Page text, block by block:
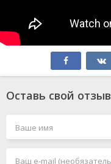
Оставь свой отзыв